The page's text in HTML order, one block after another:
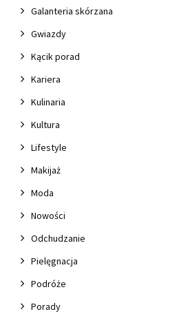
Galanteria skórzana
Gwiazdy
Kącik porad
Kariera
Kulinaria
Kultura
Lifestyle
Makijaż
Moda
Nowości
Odchudzanie
Pielęgnacja
Podróże
Porady